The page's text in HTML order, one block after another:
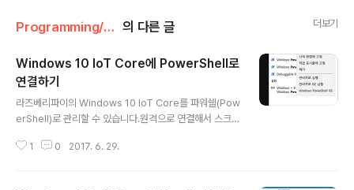
Programming/Windows10IoTCore 의 다른 글 더보기
Windows 10 IoT Core에 PowerShell로
연결하기
라즈베리파이의 Windows 10 IoT Core를 파워쉘(Pow
erShell)로 관리할 수 있습니다.원격으로 연결해서 스크립
ws 10 IoTCore 방법입니다. 먼저 시작 버튼을 누르고 p
1 0 2017. 6. 29.